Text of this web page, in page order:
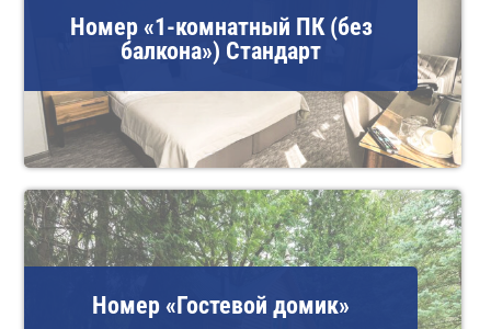
Номер «1-комнатный ПК (без
балкона») Стандарт
Номер «Гостевой домик»